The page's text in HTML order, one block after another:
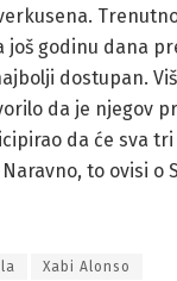
godinu dana
dostupan.
da je njegov
da će sva
to ovisi o
Xabi Alonso